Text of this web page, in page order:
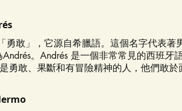
勇敢」，它源自希臘語。這個名字代表著
。Andrés 是一個非常常見的西班牙
勇敢、果斷和有冒險精神的人，他們敢於